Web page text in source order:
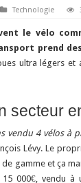
Technologie
le vélo
prend
ultra légers et
secteur
vendu 4 vélos à
Lévy. Le
gamme et ça
000€, vendu à